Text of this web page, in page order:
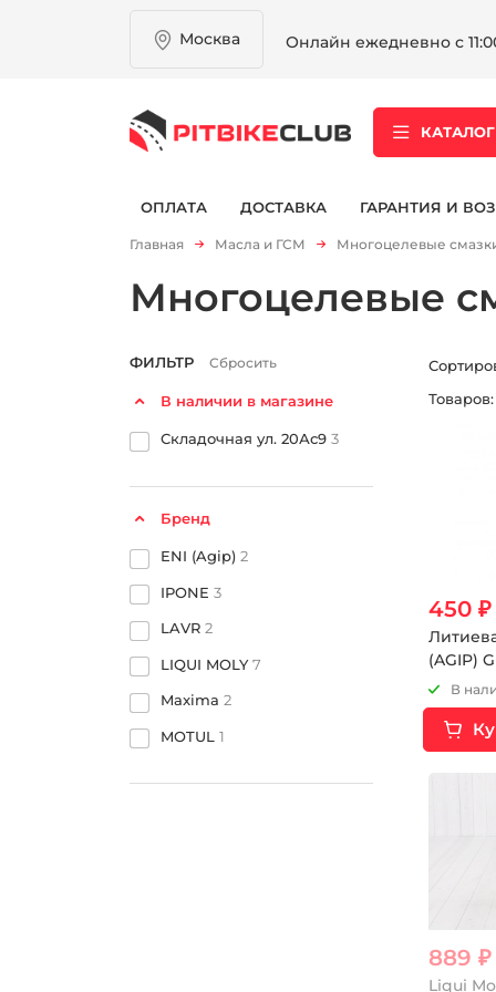
Москва Онлайн ежедневно с
КАТАЛОГ
ОПЛАТА ДОСТАВКА ГАРАНТИЯ И
Главная Масла и ГСМ Многоцелевые
Многоцелевые
ФИЛЬТР Сбросить
В наличии в магазине
Складочная ул. 20Ас9 3
Бренд
ENI (Agip) 2
IPONE 3
LAVR 2
LIQUI MOLY7
Maxima 2
MOTUL 1
450
(AGIP)
380гр.
В
889 ₽
Liqui